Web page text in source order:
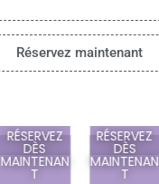
Réservez maintenant
RÉSERVEZ
DÈS
MAINTENAN
T
RÉSERVEZ
DÈS
MAINTENAN
T